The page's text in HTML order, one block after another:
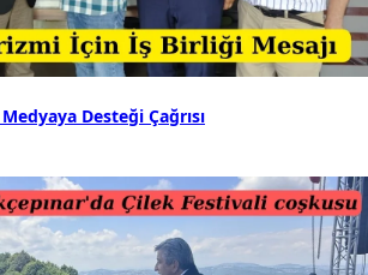
Desteği Çağrısı